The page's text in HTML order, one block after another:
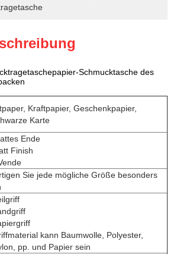
Schmucktasche des
Kraftpapier, Geschenkpapier,
Karte
Ende
Finish
Sie jede mögliche Größe besonders
kann Baumwolle, Polyester,
pp. und Papier sein